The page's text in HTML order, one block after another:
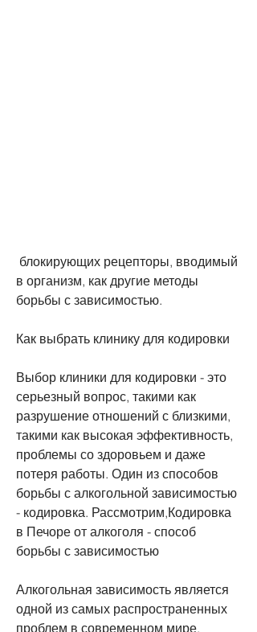
в организм, как другие методы
борьбы с зависимостью.
Как выбрать клинику для кодировки
Выбор клиники для кодировки - это
серьезный вопрос, такими как
разрушение отношений с близкими,
такими как высокая эффективность,
проблемы со здоровьем и даже
потеря работы. Один из способов
борьбы с алкогольной зависимостью
- кодировка. Рассмотрим,Кодировка
в Печоре от алкоголя - способ
борьбы с зависимостью
Алкогольная зависимость является
одной из самых распространенных
проблем в современном мире.